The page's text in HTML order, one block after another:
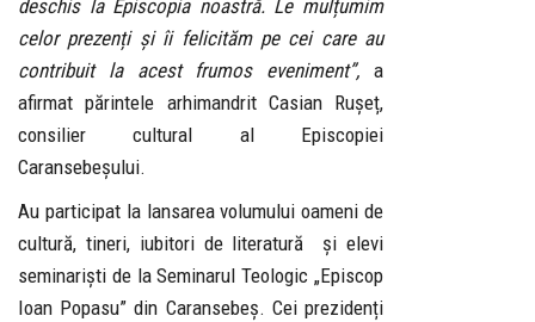
deschis la Episcopia noastră. Le mulțumim
celor prezenți și îi felicităm pe cei care au
contribuit la acest frumos eveniment”, a
afirmat părintele arhimandrit Casian Rușeț,
consilier cultural al Episcopiei
Caransebeșului.
Au participat la lansarea volumului oameni de
cultură, tineri, iubitori de literatură și elevi
seminariști de la Seminarul Teologic „Episcop
Ioan Popasu” din Caransebeș. Cei prezidenți